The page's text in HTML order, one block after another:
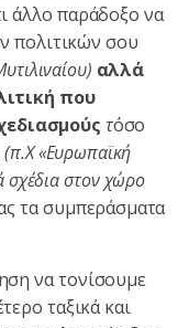
άλλο παράδοξο να
πολιτικών σου
αλλά
που
τόσο
(π.Χ «Ευρωπαϊκή
σχέδια στον χώρο
τα συμπεράσματα
να τονίσουμε
ταξικά και